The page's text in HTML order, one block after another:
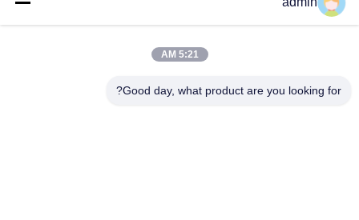
5:21 AM
Good day, what product are you looking for?